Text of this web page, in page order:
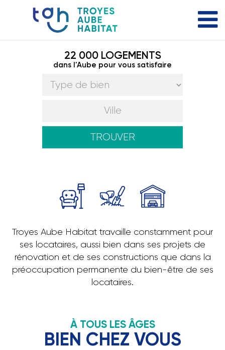
22 000 LOGEMENTS
dans l'Aube pour vous satisfaire
TROUVER
Troyes Aube Habitat travaille constamment pour
ses locataires, aussi bien dans ses projets de
rénovation et de ses constructions que dans la
préoccupation permanente du bien-être de ses
locataires.
À TOUS LES ÂGES
BIEN CHEZ VOUS